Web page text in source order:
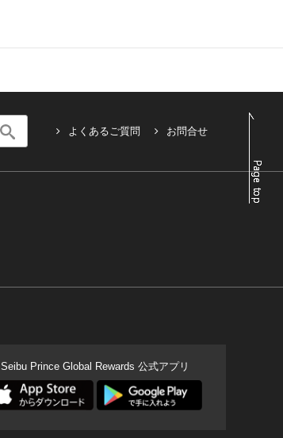
よくあるご質問 お問合せ
Seibu Prince Global Rewards 公式アプリ